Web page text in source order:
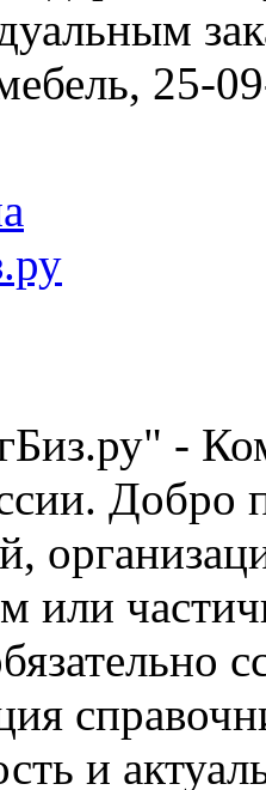
25-
-
Добро
или
и